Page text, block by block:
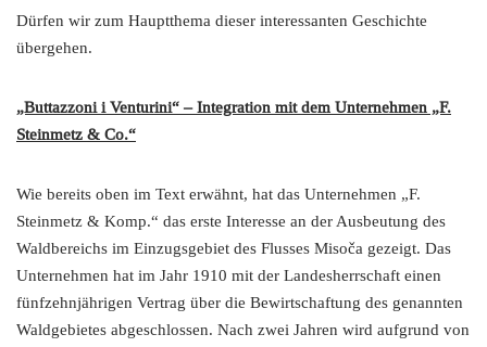
Dürfen wir zum Hauptthema dieser interessanten Geschichte
übergehen.
„Buttazzoni i Venturini“ – Integration mit dem Unternehmen „F.
Steinmetz & Co.“
Wie bereits oben im Text erwähnt, hat das Unternehmen „F.
Steinmetz & Komp.“ das erste Interesse an der Ausbeutung des
Waldbereichs im Einzugsgebiet des Flusses Misoča gezeigt. Das
Unternehmen hat im Jahr 1910 mit der Landesherrschaft einen
fünfzehnjährigen Vertrag über die Bewirtschaftung des genannten
Waldgebietes abgeschlossen. Nach zwei Jahren wird aufgrund von